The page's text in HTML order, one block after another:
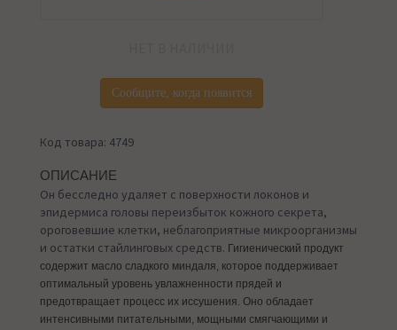
Сообщите, когда появится
Код товара: 4749
ОПИСАНИЕ
Он бесследно удаляет с поверхности локонов и
эпидермиса головы переизбыток кожного секрета,
ороговевшие клетки, неблагоприятные микроорганизмы
и остатки стайлинговых средств. Гигиенический продукт
содержит масло сладкого миндаля, которое поддерживает
оптимальный уровень увлажненности прядей и
предотвращает процесс их иссушения. Оно обладает
интенсивными питательными, мощными смягчающими и